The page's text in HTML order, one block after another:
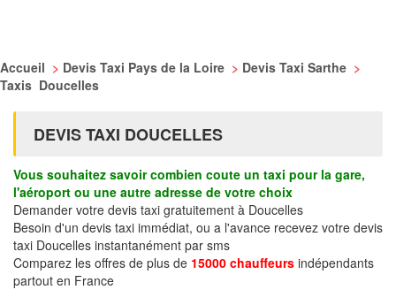
Accueil > Devis Taxi Pays de la Loire > Devis Taxi Sarthe >
Taxis Doucelles
DEVIS TAXI DOUCELLES
Vous souhaitez savoir combien coute un taxi pour la gare,
l'aéroport ou une autre adresse de votre choix
Demander votre devis taxi gratuitement à Doucelles
Besoin d'un devis taxi immédiat, ou a l'avance recevez votre devis
taxi Doucelles instantanément par sms
Comparez les offres de plus de 15000 chauffeurs indépendants
partout en France